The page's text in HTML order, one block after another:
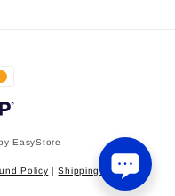
EasyStore
Policy |Shipping Policy